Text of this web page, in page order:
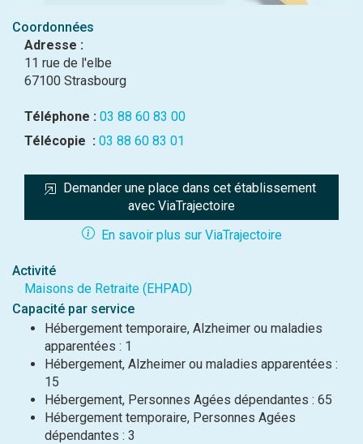
Coordonnées
Adresse :
11 rue de l'elbe
67100 Strasbourg
Téléphone : 03 88 60 83 00
Télécopie : 03 88 60 83 01
Demander une place dans cet établissement
avec ViaTrajectoire
En savoir plus sur ViaTrajectoire
Activité
Maisons de Retraite (EHPAD)
Capacité par service
Hébergement temporaire, Alzheimer ou maladies
apparentées : 1
Hébergement, Alzheimer ou maladies apparentées :
15
Hébergement, Personnes Agées dépendantes : 65
Hébergement temporaire, Personnes Agées
dépendantes : 3